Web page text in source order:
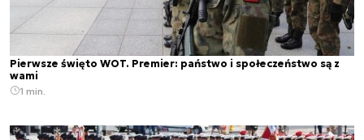
Pierwsze święto WOT. Premier: państwo i społeczeństwo są z
wami
1 min.